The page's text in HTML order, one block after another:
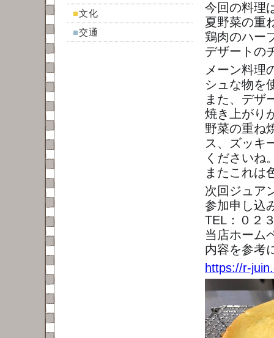
■文化
■交通
今回の料理
夏野菜の重
鶏肉のハー
デザートの
メーン料理
シュな物を
また、デザ
焼き上がり
野菜の重ね
ス、ズッキ
くださいね
またこれは
次回ジュア
参加申し込
TEL：０２
当店ホーム
内容を参考
https://r-